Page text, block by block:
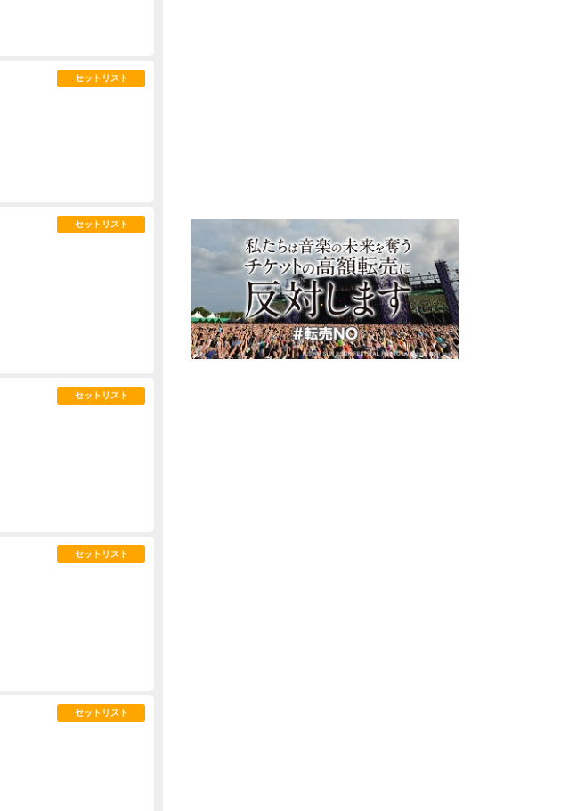
セットリスト
セットリスト
セットリスト
セットリスト
セットリスト